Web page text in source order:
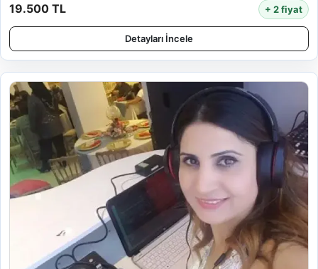
19.500 TL + 2 fiyat
Detayları İncele